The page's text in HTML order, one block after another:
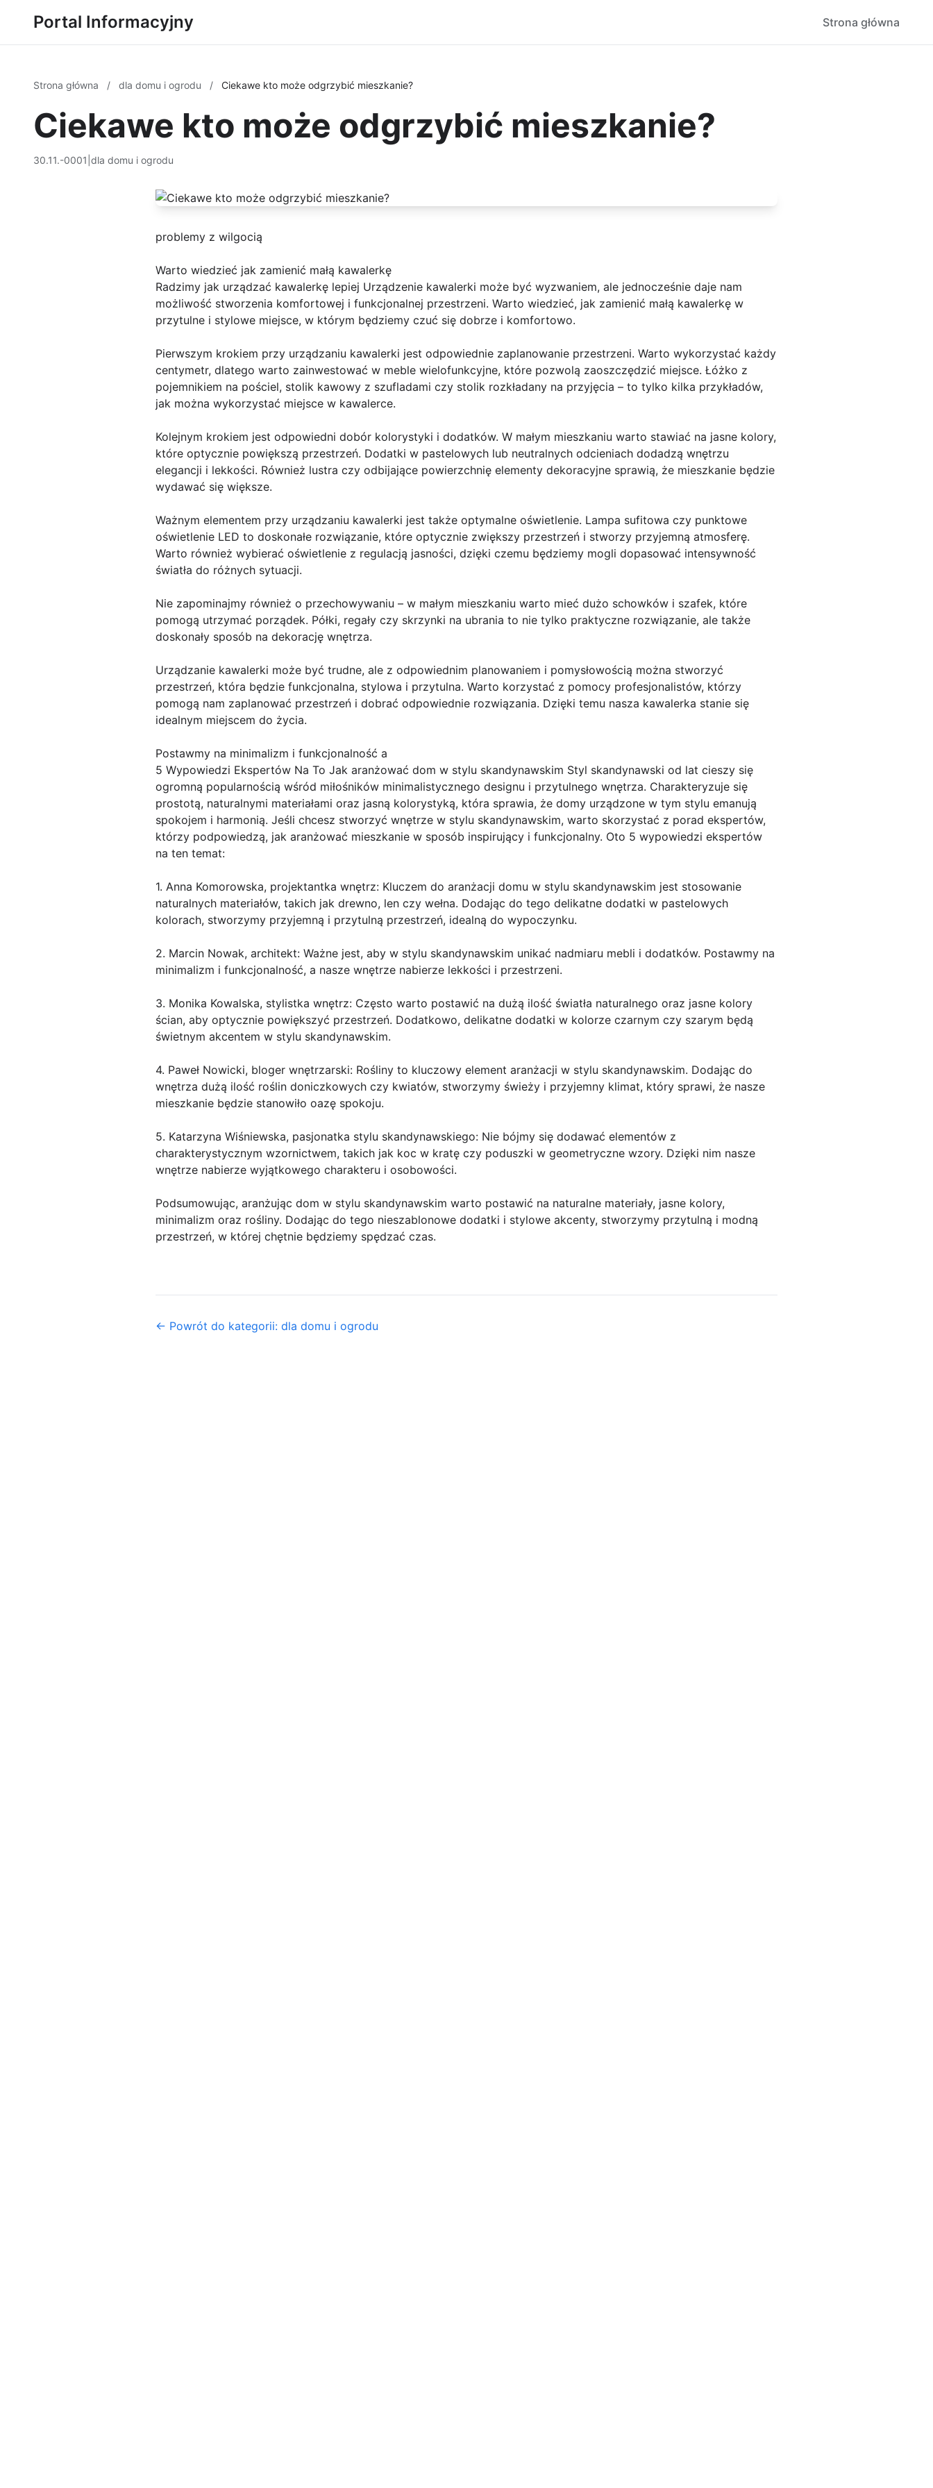
Portal Informacyjny Strona główna
Strona główna / dla domu i ogrodu / Ciekawe kto może odgrzybić mieszkanie?
Ciekawe kto może odgrzybić mieszkanie?
30.11.-0001 dla domu i ogrodu
problemy z wilgocią
Warto wiedzieć jak zamienić małą kawalerkę
Radzimy jak urządzać kawalerkę lepiej Urządzenie kawalerki może być wyzwaniem, ale jednocześnie daje nam
możliwość stworzenia komfortowej i funkcjonalnej przestrzeni. Warto wiedzieć, jak zamienić małą kawalerkę w
przytulne i stylowe miejsce, w którym będziemy czuć się dobrze i komfortowo.
Pierwszym krokiem przy urządzaniu kawalerki jest odpowiednie zaplanowanie przestrzeni. Warto wykorzystać każdy
centymetr, dlatego warto zainwestować w meble wielofunkcyjne, które pozwolą zaoszczędzić miejsce. Łóżko z
pojemnikiem na pościel, stolik kawowy z szufladami czy stolik rozkładany na przyjęcia – to tylko kilka przykładów,
jak można wykorzystać miejsce w kawalerce.
Kolejnym krokiem jest odpowiedni dobór kolorystyki i dodatków. W małym mieszkaniu warto stawiać na jasne kolory,
które optycznie powiększą przestrzeń. Dodatki w pastelowych lub neutralnych odcieniach dodadzą wnętrzu
elegancji i lekkości. Również lustra czy odbijające powierzchnię elementy dekoracyjne sprawią, że mieszkanie będzie
wydawać się większe.
Ważnym elementem przy urządzaniu kawalerki jest także optymalne oświetlenie. Lampa sufitowa czy punktowe
oświetlenie LED to doskonałe rozwiązanie, które optycznie zwiększy przestrzeń i stworzy przyjemną atmosferę.
Warto również wybierać oświetlenie z regulacją jasności, dzięki czemu będziemy mogli dopasować intensywność
światła do różnych sytuacji.
Nie zapominajmy również o przechowywaniu – w małym mieszkaniu warto mieć dużo schowków i szafek, które
pomogą utrzymać porządek. Półki, regały czy skrzynki na ubrania to nie tylko praktyczne rozwiązanie, ale także
doskonały sposób na dekorację wnętrza.
Urządzanie kawalerki może być trudne, ale z odpowiednim planowaniem i pomysłowością można stworzyć
przestrzeń, która będzie funkcjonalna, stylowa i przytulna. Warto korzystać z pomocy profesjonalistów, którzy
pomogą nam zaplanować przestrzeń i dobrać odpowiednie rozwiązania. Dzięki temu nasza kawalerka stanie się
idealnym miejscem do życia.
Postawmy na minimalizm i funkcjonalność a
5 Wypowiedzi Ekspertów Na To Jak aranżować dom w stylu skandynawskim Styl skandynawski od lat cieszy się
ogromną popularnością wśród miłośników minimalistycznego designu i przytulnego wnętrza. Charakteryzuje się
prostotą, naturalnymi materiałami oraz jasną kolorystyką, która sprawia, że domy urządzone w tym stylu emanują
spokojem i harmonią. Jeśli chcesz stworzyć wnętrze w stylu skandynawskim, warto skorzystać z porad ekspertów,
którzy podpowiedzą, jak aranżować mieszkanie w sposób inspirujący i funkcjonalny. Oto 5 wypowiedzi ekspertów
na ten temat:
1. Anna Komorowska, projektantka wnętrz: Kluczem do aranżacji domu w stylu skandynawskim jest stosowanie
naturalnych materiałów, takich jak drewno, len czy wełna. Dodając do tego delikatne dodatki w pastelowych
kolorach, stworzymy przyjemną i przytulną przestrzeń, idealną do wypoczynku.
2. Marcin Nowak, architekt: Ważne jest, aby w stylu skandynawskim unikać nadmiaru mebli i dodatków. Postawmy na
minimalizm i funkcjonalność, a nasze wnętrze nabierze lekkości i przestrzeni.
3. Monika Kowalska, stylistka wnętrz: Często warto postawić na dużą ilość światła naturalnego oraz jasne kolory
ścian, aby optycznie powiększyć przestrzeń. Dodatkowo, delikatne dodatki w kolorze czarnym czy szarym będą
świetnym akcentem w stylu skandynawskim.
4. Paweł Nowicki, bloger wnętrzarski: Rośliny to kluczowy element aranżacji w stylu skandynawskim. Dodając do
wnętrza dużą ilość roślin doniczkowych czy kwiatów, stworzymy świeży i przyjemny klimat, który sprawi, że nasze
mieszkanie będzie stanowiło oazę spokoju.
5. Katarzyna Wiśniewska, pasjonatka stylu skandynawskiego: Nie bójmy się dodawać elementów z
charakterystycznym wzornictwem, takich jak koc w kratę czy poduszki w geometryczne wzory. Dzięki nim nasze
wnętrze nabierze wyjątkowego charakteru i osobowości.
Podsumowując, aranżując dom w stylu skandynawskim warto postawić na naturalne materiały, jasne kolory,
minimalizm oraz rośliny. Dodając do tego nieszablonowe dodatki i stylowe akcenty, stworzymy przytulną i modną
przestrzeń, w której chętnie będziemy spędzać czas.
← Powrót do kategorii: dla domu i ogrodu